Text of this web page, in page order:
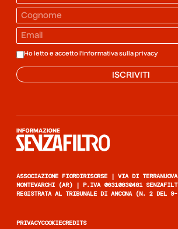
Ho letto e accetto l'informativa sulla privacy
ISCRIVITI
ASSOCIAZIONE FIORDIRISORSE | VIA DI
MONTEVARCHI (AR) | P.IVA 06310830481
REGISTRATA AL TRIBUNALE DI ANCONA (N. 2 DEL
PRIVACYCOOKIECREDITS